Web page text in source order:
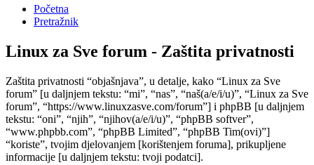
Početna
Pretražnik
Linux za Sve forum - Zaštita privatnosti
Zaštita privatnosti “objašnjava”, u detalje, kako “Linux za Sve
forum” [u daljnjem tekstu: “mi”, “nas”, “naš(a/e/i/u)”, “Linux za Sve
forum”, “https://www.linuxzasve.com/forum”] i phpBB [u daljnjem
tekstu: “oni”, “njih”, “njihov(a/e/i/u)”, “phpBB softver”,
“www.phpbb.com”, “phpBB Limited”, “phpBB Tim(ovi)”]
“koriste”, tvojim djelovanjem [korištenjem foruma], prikupljene
informacije [u daljnjem tekstu: tvoji podatci].